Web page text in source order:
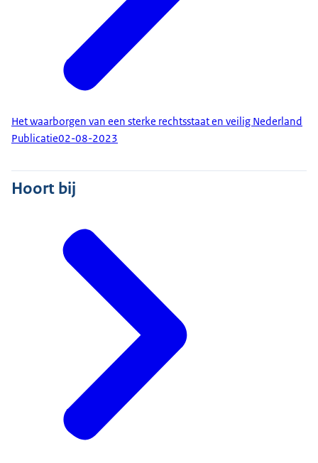
Het waarborgen van een sterke rechtsstaat en veilig Nederland
Publicatie02-08-2023
Hoort bij